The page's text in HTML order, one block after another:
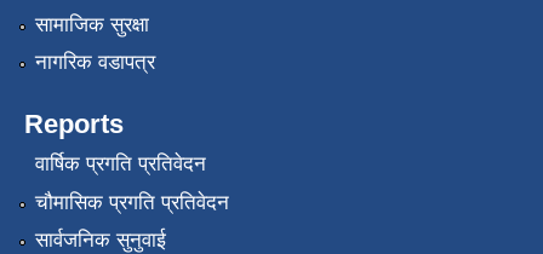
सामाजिक सुरक्षा
नागरिक वडापत्र
Reports
वार्षिक प्रगति प्रतिवेदन
चौमासिक प्रगति प्रतिवेदन
सार्वजनिक सुनुवाई